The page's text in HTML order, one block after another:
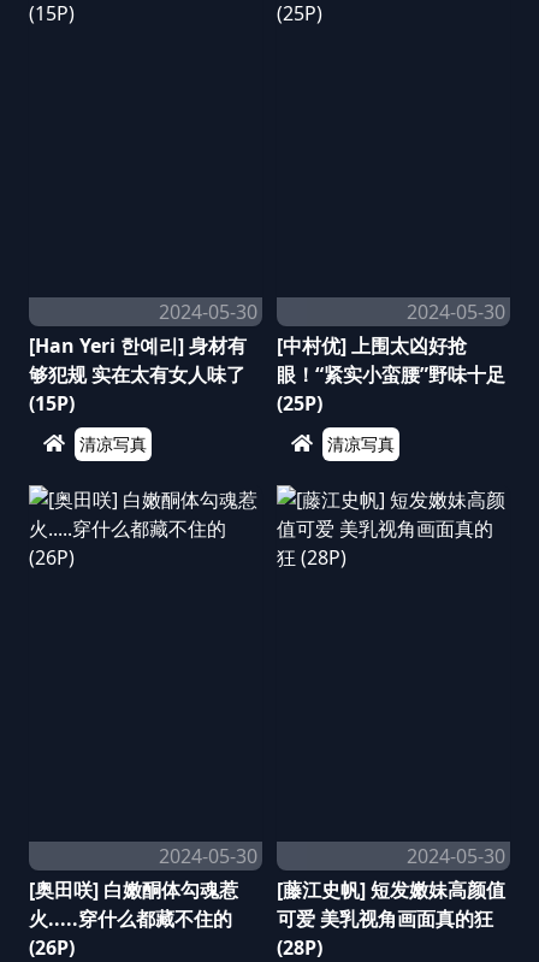
2024-05-30
[Han Yeri 한예리] 身材有
够犯规 实在太有女人味了
(15P)
清凉写真
2024-05-30
[中村优] 上围太凶好抢
眼！“紧实小蛮腰”野味十足
(25P)
清凉写真
2024-05-30
[奥田咲] 白嫩酮体勾魂惹
火.....穿什么都藏不住的
(26P)
2024-05-30
[藤江史帆] 短发嫩妹高颜值
可爱 美乳视角画面真的狂
(28P)